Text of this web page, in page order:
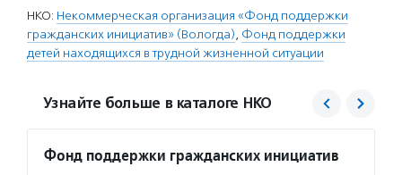
НКО: Некоммерческая организация «Фонд поддержки
гражданских инициатив» (Вологда), Фонд поддержки
детей находящихся в трудной жизненной ситуации
Узнайте больше в каталоге НКО
Фонд поддержки гражданских инициатив